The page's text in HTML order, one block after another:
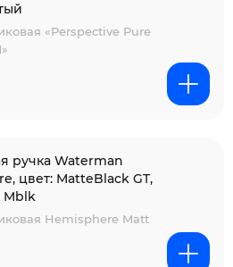
«Perspective Pure
ручка Waterman
цвет: MatteBlack GT,
Mblk
Hemisphere Matt